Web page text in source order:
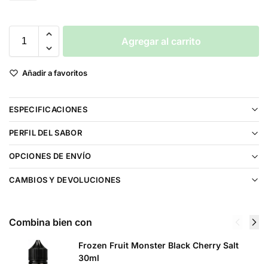
Agregar al carrito
Añadir a favoritos
ESPECIFICACIONES
PERFIL DEL SABOR
OPCIONES DE ENVÍO
CAMBIOS Y DEVOLUCIONES
Combina bien con
Frozen Fruit Monster Black Cherry Salt
30ml